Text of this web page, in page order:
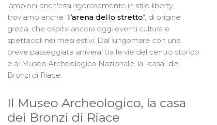
lampioni anch'essi rigorosamente in stile liberty,
troviamo anche "l’arena dello stretto", di origine
greca, che ospita ancora oggi eventi cultura e
spettacoli nei mesi estivi. Dal lungomare con una
breve passeggiata arriverai tra le vie del centro storico
e al Museo Archeologico Nazionale, la “casa” dei
Bronzi di Riace.
Il Museo Archeologico, la casa
dei Bronzi di Riace